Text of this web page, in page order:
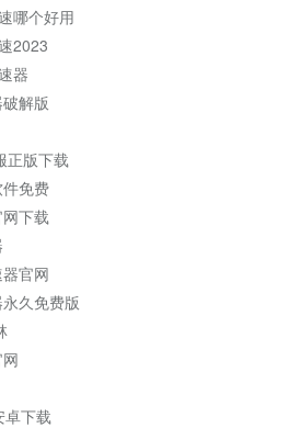
哪个好用
2023
器
解版
正版下载
免费
下载
官网
久免费版
下载